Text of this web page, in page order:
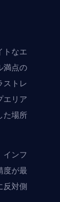
トなエ
満点の
ストレ
エリア
た場所
インフ
度が最
反対側